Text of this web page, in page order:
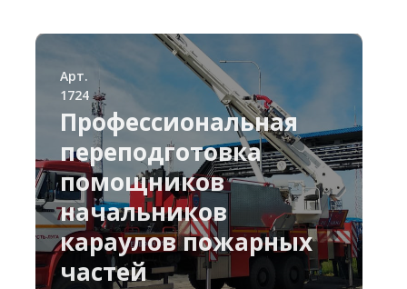
Профессиональная
переподготовка
помощников
начальников
караулов пожарных
частей
Арт.
1724